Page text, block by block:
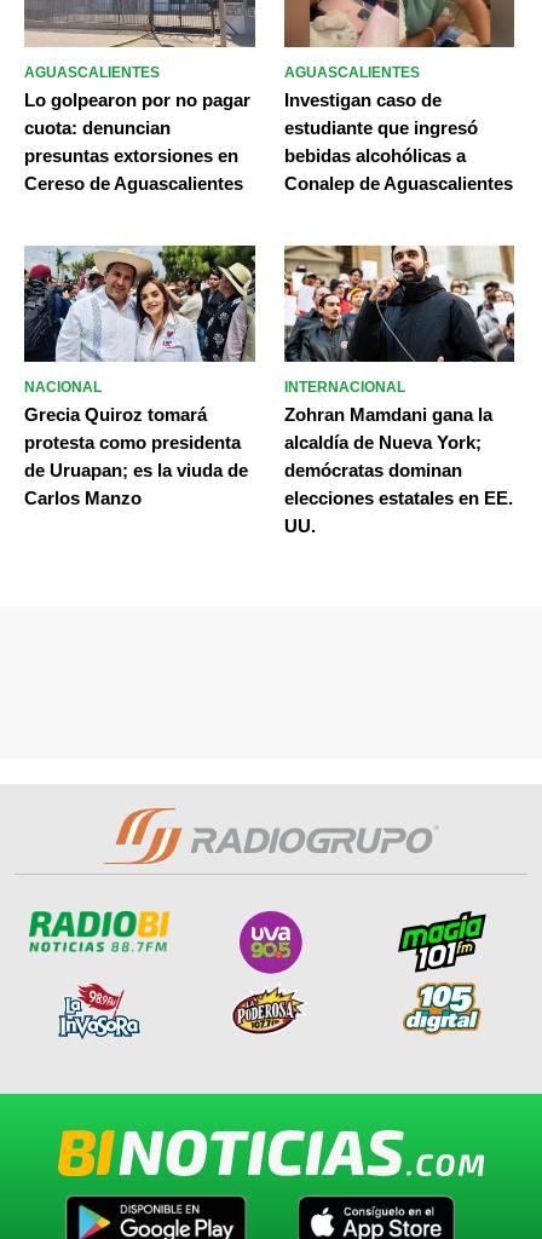
AGUASCALIENTES
Lo golpearon por no pagar
cuota: denuncian
presuntas extorsiones en
Cereso de Aguascalientes
AGUASCALIENTES
Investigan caso de
estudiante que ingresó
bebidas alcohólicas a
Conalep de Aguascalientes
NACIONAL
Grecia Quiroz tomará
protesta como presidenta
de Uruapan; es la viuda de
Carlos Manzo
INTERNACIONAL
Zohran Mamdani gana la
alcaldía de Nueva York;
demócratas dominan
elecciones estatales en EE.
UU.